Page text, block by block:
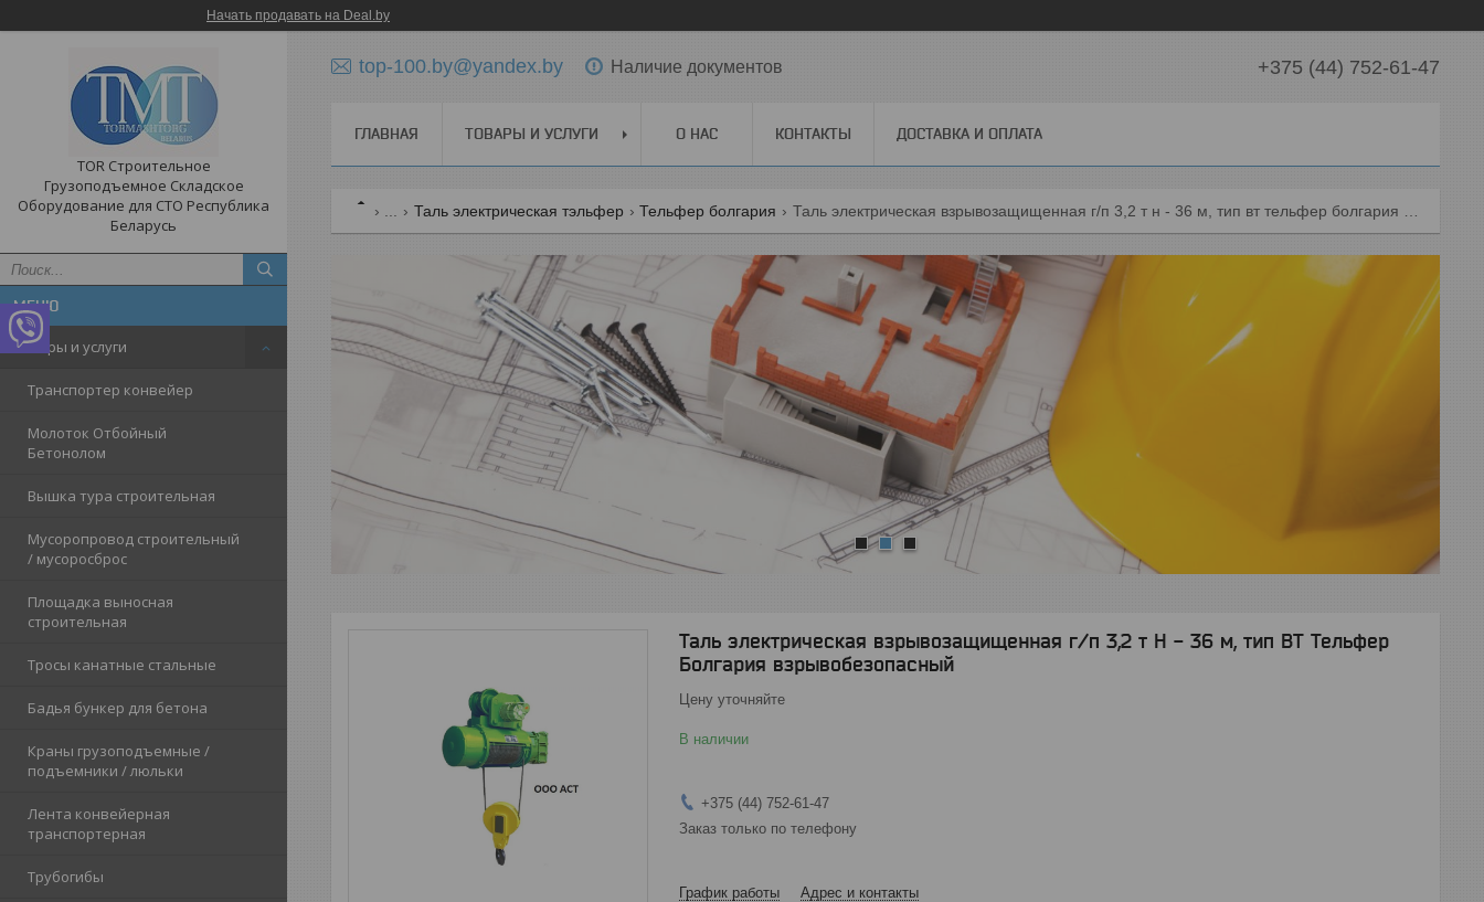
Начать продавать на Deal.by
TOR Строительное
Грузоподъемное Складское
Оборудование для СТО Республика
Беларусь
Товары и услуги
Транспортер конвейер
Молоток Отбойный
Бетонолом
Вышка тура строительная
Мусоропровод строительный
/ мусоросброс
Площадка выносная
строительная
Тросы канатные стальные
Бадья бункер для бетона
Краны грузоподъемные /
подъемники / люльки
Лента конвейерная
транспортерная
Трубогибы
top-100.by@yandex.by Наличие документов +375 (44) 752-61-47
ГЛАВНАЯ ТОВАРЫ И УСЛУГИ О НАС КОНТАКТЫ ДОСТАВКА И ОПЛАТА
Таль электрическая тэльфер Тельфер болгария
Таль электрическая взрывозащищенная г/п 3,2 т Н - 36 м, тип ВТ Тельфер
Болгария взрывобезопасный
Цену уточняйте
В наличии
+375 (44) 752-61-47
Заказ только по телефону
График работы Адрес и контакты